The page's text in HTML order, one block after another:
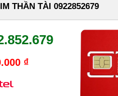
THẦN TÀI 0922852679
₫